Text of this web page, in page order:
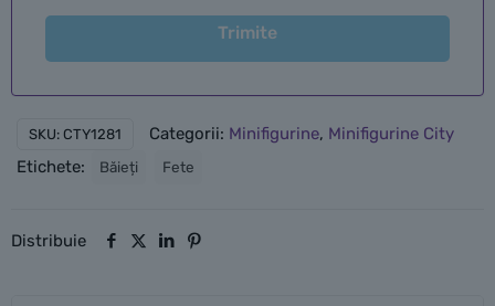
Trimite
SKU: CTY1281 Categorii: Minifigurine, Minifigurine City
Etichete:
Băieți Fete
Distribuie